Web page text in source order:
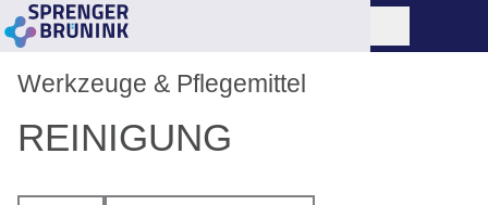
Werkzeuge & Pflegemittel
REINIGUNG